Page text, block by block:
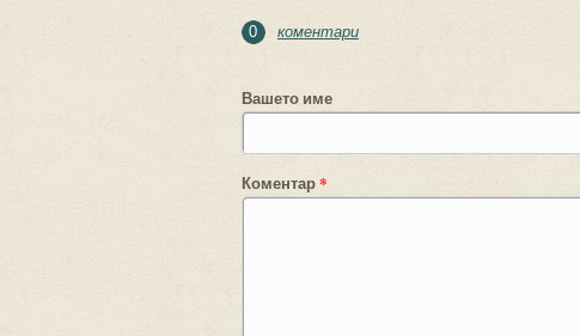
0 коментари
Вашето име
Коментар*